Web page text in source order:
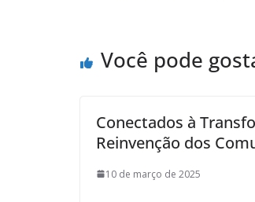
Você pode
Conectados à
Reinvenção dos
10 de março de 2025